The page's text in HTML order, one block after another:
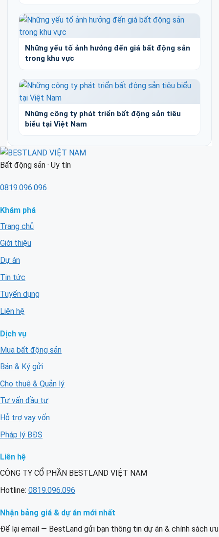
Những yếu tố ảnh hưởng đến giá bất động sản
trong khu vực
Những công ty phát triển bất động sản tiêu
biểu tại Việt Nam
Bất động sản · Uy tín
0819.096.096
Khám phá
Trang chủ
Giới thiệu
Dự án
Tin tức
Tuyển dụng
Liên hệ
Dịch vụ
Mua bất động sản
Bán & Ký gửi
Cho thuê & Quản lý
Tư vấn đầu tư
Hỗ trợ vay vốn
Pháp lý BĐS
Liên hệ
CÔNG TY CỔ PHẦN BESTLAND VIỆT NAM
Hotline: 0819.096.096
Nhận bảng giá & dự án mới nhất
Để lại email — BestLand gửi bạn thông tin dự án & chính sách ưu